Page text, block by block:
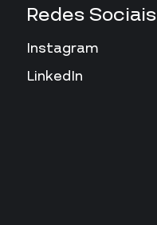
Redes Sociais
Instagram
LinkedIn